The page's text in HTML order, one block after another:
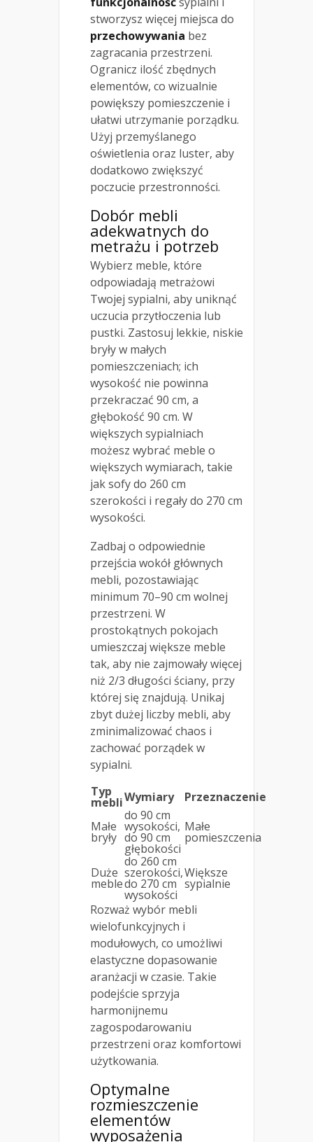
stworzysz więcej miejsca do
przechowywania bez
zagracania przestrzeni.
Ogranicz ilość zbędnych
elementów, co wizualnie
powiększy pomieszczenie i
ułatwi utrzymanie porządku.
Użyj przemyślanego
oświetlenia oraz luster, aby
dodatkowo zwiększyć
poczucie przestronności.
Dobór mebli
adekwatnych do
metrażu i potrzeb
Wybierz meble, które
odpowiadają metrażowi
Twojej sypialni, aby uniknąć
uczucia przytłoczenia lub
pustki. Zastosuj lekkie, niskie
bryły w małych
pomieszczeniach; ich
wysokość nie powinna
przekraczać 90 cm, a
głębokość 90 cm. W
większych sypialniach
możesz wybrać meble o
większych wymiarach, takie
jak sofy do 260 cm
szerokości i regały do 270 cm
wysokości.
Zadbaj o odpowiednie
przejścia wokół głównych
mebli, pozostawiając
minimum 70–90 cm wolnej
przestrzeni. W
prostokątnych pokojach
umieszczaj większe meble
tak, aby nie zajmowały więcej
niż 2/3 długości ściany, przy
której się znajdują. Unikaj
zbyt dużej liczby mebli, aby
zminimalizować chaos i
zachować porządek w
sypialni.
Typ
mebliWymiary
Przeznaczenie
Małe
bryły
do 90 cm
wysokości,
do 90 cm
głębokości
Małe
pomieszczenia
Duże
meble
do 260 cm
szerokości,
do 270 cm
wysokości
Większe
sypialnie
Rozważ wybór mebli
wielofunkcyjnych i
modułowych, co umożliwi
elastyczne dopasowanie
aranżacji w czasie. Takie
podejście sprzyja
harmonijnemu
zagospodarowaniu
przestrzeni oraz komfortowi
użytkowania.
Optymalne
rozmieszczenie
elementów
wyposażenia